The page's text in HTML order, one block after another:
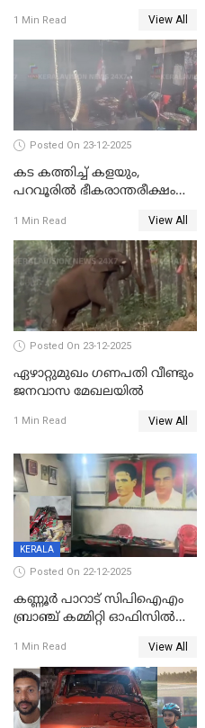
വേണ്ടിയുള്ള
പിടിവലിക്കിടയിൽ
അപ്പൂപ്പനെതിരെ പോക്സോ
കേസ് ഒടുവിൽ 4 ജീവനുകൾ
പൊലിഞ്ഞു
1 Min Read View All
Posted On 23-12-2025
കട കത്തിച്ച് കളയും,
പറവൂരില്‍ ഭീകരാന്തരീക്ഷം
1 Min Read View All
Posted On 23-12-2025
ഏഴാറ്റുമുഖം ഗണപതി വീണ്ടും
ജനവാസ മേഖലയിൽ
1 Min Read View All
KERALA
Posted On 22-12-2025
കണ്ണൂർ പാറാട് സിപിഐഎം
ബ്രാഞ്ച് കമ്മിറ്റി ഓഫിസിൽ
ചിത്രങ്ങളടക്കം കത്തിയ
നിലയിൽ
1 Min Read View All